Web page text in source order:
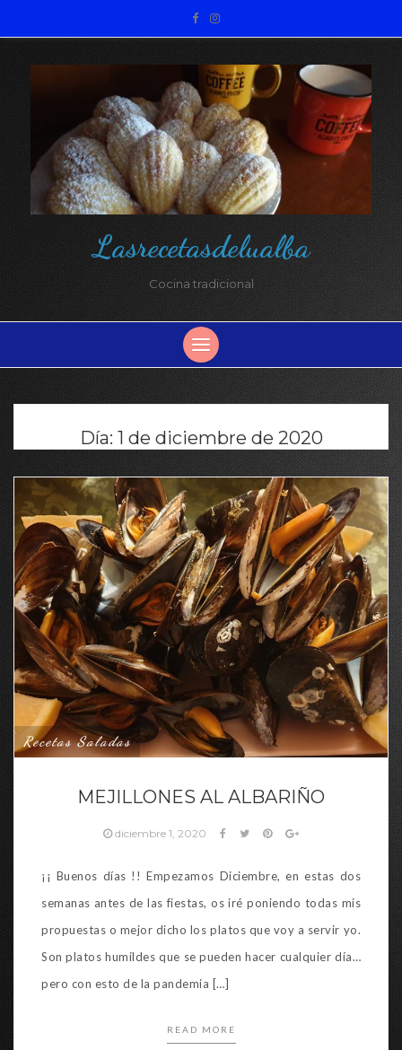
Lasrecetasdelualba
Cocina tradicional
Día: 1 de diciembre de 2020
Recetas Saladas
MEJILLONES AL ALBARIÑO
diciembre 1, 2020
¡¡ Buenos días !! Empezamos Diciembre, en estas dos
semanas antes de las fiestas, os iré poniendo todas mis
propuestas o mejor dicho los platos que voy a servir yo.
Son platos humildes que se pueden hacer cualquier día…
pero con esto de la pandemia […]
READ MORE